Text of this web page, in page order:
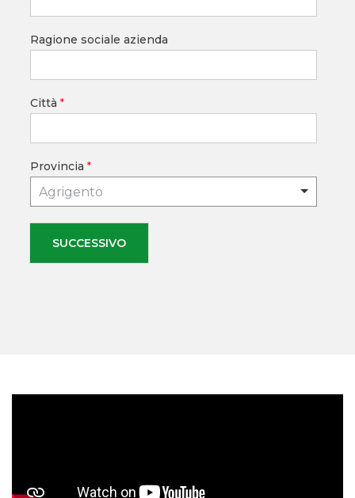
Ragione sociale azienda
Città *
Provincia *
Agrigento
SUCCESSIVO